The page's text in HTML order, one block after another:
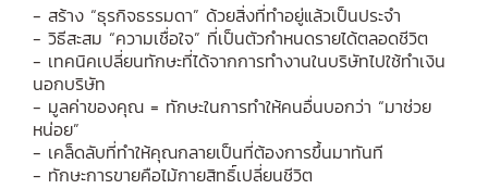
- สร้าง “ธุรกิจธรรมดา” ด้วยสิ่งที่ทำอยู่แล้วเป็นประจำ
- วิธีสะสม “ความเชื่อใจ” ที่เป็นตัวกำหนดรายได้ตลอดชีวิต
- เทคนิคเปลี่ยนทักษะที่ได้จากการทำงานในบริษัทไปใช้ทำเงิน
นอกบริษัท
- มูลค่าของคุณ = ทักษะในการทำให้คนอื่นบอกว่า “มาช่วย
หน่อย”
- เคล็ดลับที่ทำให้คุณกลายเป็นที่ต้องการขึ้นมาทันที
- ทักษะการขายคือไม้กายสิทธิ์เปลี่ยนชีวิต